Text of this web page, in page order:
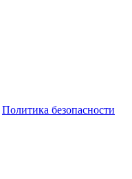
Политика безопасности